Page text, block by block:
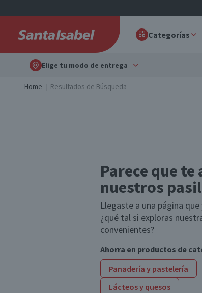
Categorías
Elige tu modo de entrega
Home Resultados de Búsqueda
Parece que te
nuestros
Llegaste a una página
¿qué tal si exploras
convenientes?
Ahorra en productos de
Panadería y pastelería
Lácteos y quesos